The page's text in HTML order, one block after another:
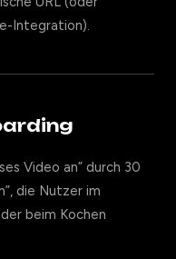
Integration).
Video an” durch 30
die Nutzer im
beim Kochen